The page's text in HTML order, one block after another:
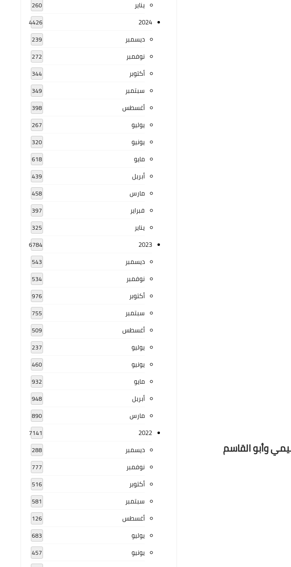
وأبو القاسم
يناير 260
2024
4426
ديسمبر 239
نوفمبر 272
أكتوبر 344
سبتمبر 349
أغسطس 398
يوليو 267
يونيو 320
مايو 618
أبريل 439
مارس 458
فبراير 397
يناير 325
2023
6784
ديسمبر 543
نوفمبر 534
أكتوبر 976
سبتمبر 755
أغسطس 509
يوليو 237
يونيو 460
مايو 932
أبريل 948
مارس 890
2022
7141
ديسمبر 288
نوفمبر 777
أكتوبر 516
سبتمبر 581
أغسطس 126
يوليو 683
يونيو 457